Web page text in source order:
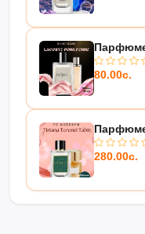
80.00с.
280.00с.